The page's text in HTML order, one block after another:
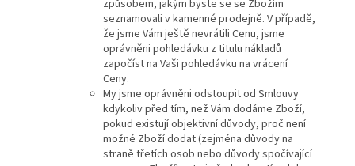
způsobem, jakým byste se se Zbožím
seznamovali v kamenné prodejně. V případě,
že jsme Vám ještě nevrátili Cenu, jsme
oprávněni pohledávku z titulu nákladů
započíst na Vaši pohledávku na vrácení
Ceny.
My jsme oprávněni odstoupit od Smlouvy
kdykoliv před tím, než Vám dodáme Zboží,
pokud existují objektivní důvody, proč není
možné Zboží dodat (zejména důvody na
straně třetích osob nebo důvody spočívající